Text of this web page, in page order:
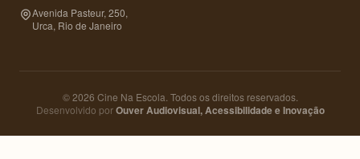
Avenida Pasteur, 250,
Urca, Rio de Janeiro
© 2026 Cine Na Escola. Todos os direitos reservados.
Desenvolvido porOuver Audiovisual, Acessibilidade e Inovação